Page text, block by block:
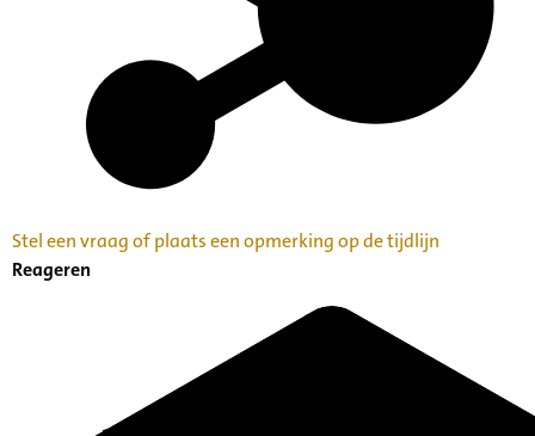
Stel een vraag of plaats een opmerking op de tijdlijn
Reageren